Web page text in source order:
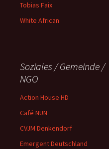
Tobias Faix
White African
Soziales / Gemeinde /
NGO
Action House HD
Café NUN
CVJM Denkendorf
Emergent Deutschland